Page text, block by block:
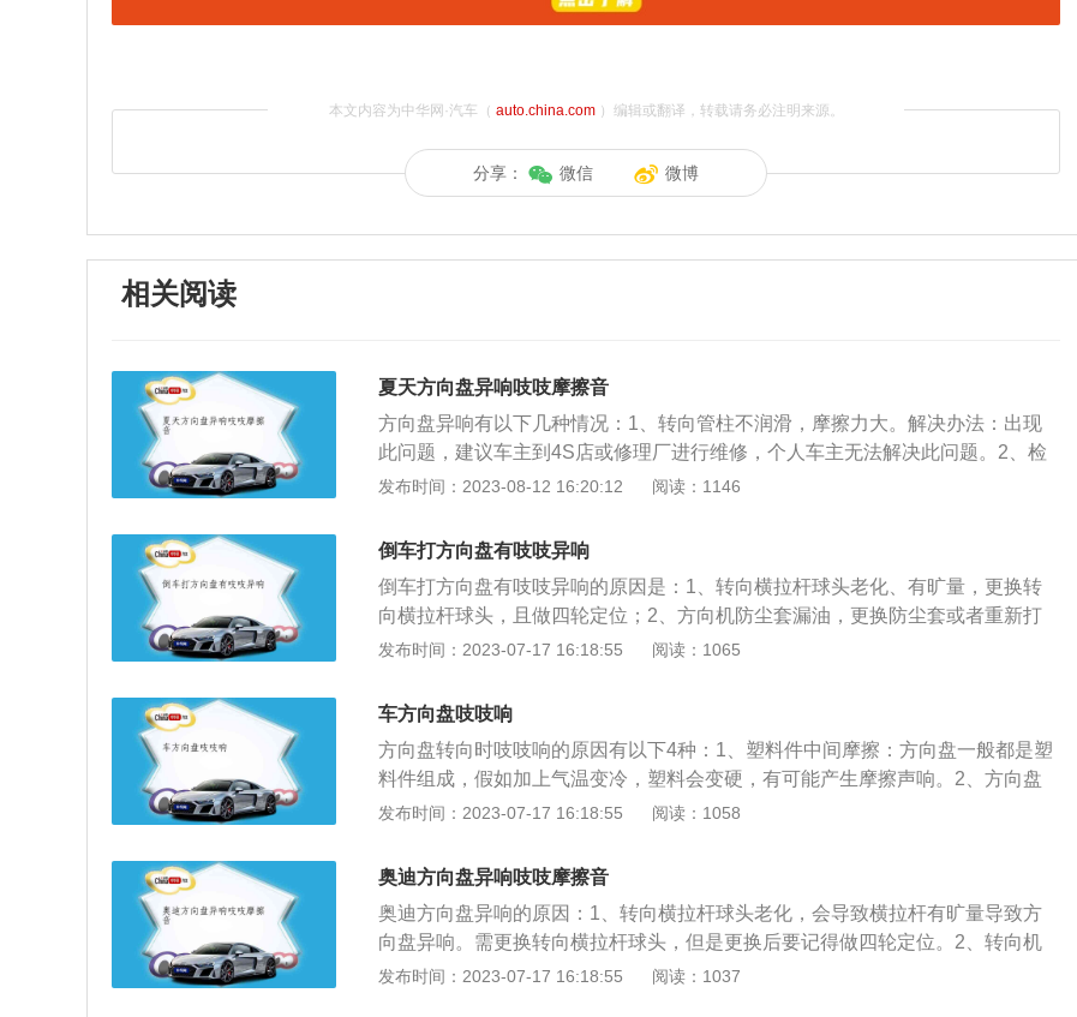
本文内容为中华网·汽车（ auto.china.com）编辑或翻译，转载请务必注明来源。
分享： 微信 微博
相关阅读
夏天方向盘异响吱吱摩擦音
方向盘异响有以下几种情况：1、转向管柱不润滑，摩擦力大。解决办法：出现
此问题，建议车主到4S店或修理厂进行维修，个人车主无法解决此问题。2、检
查转向助力油。解决办法：出现此问题，建议车主到4S店或修理厂进行维修，个
建议车主到4S店或修理厂进行维修，个人车主无法解决此问题。4、底盘悬挂平
衡杆吊耳胶套老化变硬。解决办法：出现此问题，建议车主到4S店或修理厂进行
维修，个人车主无法解决此问题。5、平面轴承坏了。解决办法：出现此问题，
建议车主到4S店或修理厂进行维修，个人车主无法解决此问题。那么在今后的驾
驶中我们应当注意什么呢：1、避免原地转动方向盘，尽量在车辆移动之后再打
承受负荷。3、需要调头的时候，尽量避免方向盘打到死点的位置。
发布时间：2023-08-12 16:20:12 阅读：1146
倒车打方向盘有吱吱异响
倒车打方向盘有吱吱异响的原因是：1、转向横拉杆球头老化、有旷量，更换转
向横拉杆球头，且做四轮定位；2、方向机防尘套漏油，更换防尘套或者重新打
黄油；3、转向机故障，可能是转向机配合齿轮间隙过大造成的，需要更换转向
行驶中，尤其是不平的路面，一打方向就有咔咔声音或者其他周期性异响，方向
向传动装置动平衡、传动轴及其花键轴和花键套是否有磨损，各零部位是否有拧
紧。
发布时间：2023-07-17 16:18:55 阅读：1065
车方向盘吱吱响
方向盘转向时吱吱响的原因有以下4种：1、塑料件中间摩擦：方向盘一般都是塑
料件组成，假如加上气温变冷，塑料会变硬，有可能产生摩擦声响。2、方向盘
里的气囊游丝故障：建议去4S店检查气囊。、助力带松紧不当或老化：如果是机
带。4、转向横拉杆球头老化：会产生汽车方向盘抖动和声响的情况，提议拆换
转向横拉杆球头，而且在拆换后进行四轮定位等。扩展资料：方向盘是汽车、轮
船、飞机等的操纵行驶方向的轮状装置，其功能是将驾驶员作用到转向盘边缘上
的力转变为转矩后传递给转向轴。汽车的车轮是由轮胎、轮毂组成的一个整体，
但由于制造上的原因，使这个整体各部分的质量分布不可能非常均匀。当汽车车
发布时间：2023-07-17 16:18:55 阅读：1058
奥迪方向盘异响吱吱摩擦音
奥迪方向盘异响的原因：1、转向横拉杆球头老化，会导致横拉杆有旷量导致方
向盘异响。需更换转向横拉杆球头，但是更换后要记得做四轮定位。2、转向机
故障。如果打方向的时候传来异响，并且转向手感明显不均匀，有可能是转向机
发布时间：2023-07-17 16:18:55 阅读：1037